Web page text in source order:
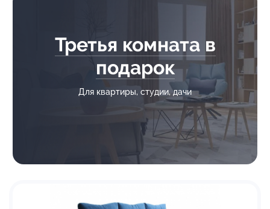
Третья комната в
подарок
Для квартиры, студии, дачи